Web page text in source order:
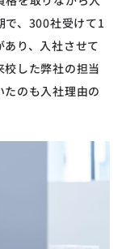
で、300社受けて1
り、入社させて
した弊社の担当
のも入社理由の